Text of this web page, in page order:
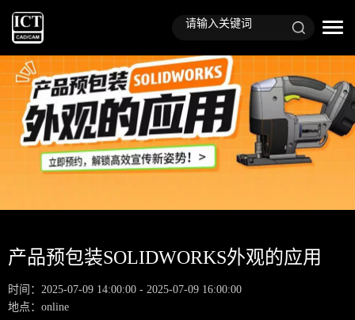
产品预包装SOLIDWORKS外观的应用
时间：2025-07-09 14:00:00 - 2025-07-09 16:00:00
地点：online